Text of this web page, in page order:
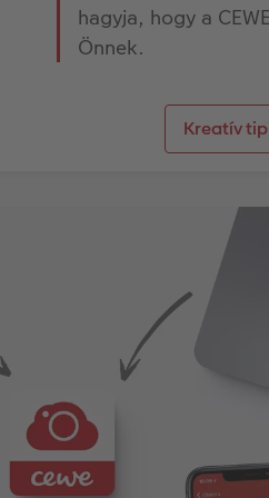
hagyja, hogy a
Önnek.
Kreatív